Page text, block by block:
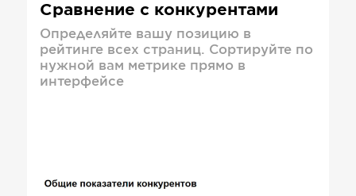
Сравнение с конкурентами
Определяйте вашу позицию в
рейтинге всех страниц. Сортируйте по
нужной вам метрике прямо в
интерфейсе